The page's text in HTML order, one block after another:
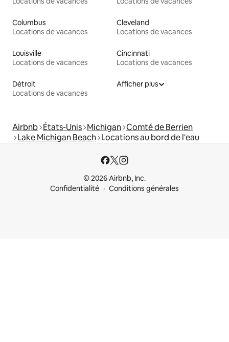
Columbus
Locations de vacances
Cleveland
Locations de vacances
Louisville
Locations de vacances
Cincinnati
Locations de vacances
Détroit
Locations de vacances
Afficher plus
Airbnb États-Unis Michigan Comté de Berrien
Lake Michigan Beach Locations au bord de l'eau
© 2026 Airbnb, Inc.
Confidentialité
Conditions générales